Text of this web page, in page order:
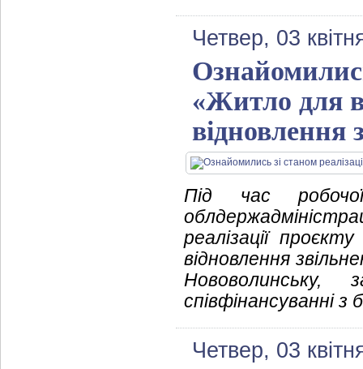
Четвер, 03
«Житло для
відновлення
Під час
реалізації
відновлення
співфінансуванні
Четвер, 03